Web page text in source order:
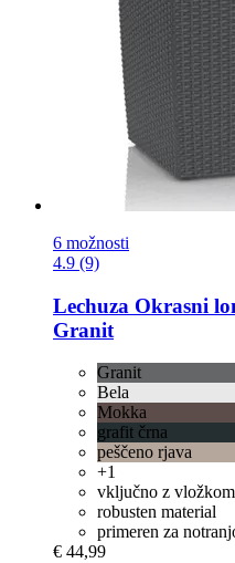
6 možnosti
4.9 (9)
Lechuza Okrasni
Granit
Granit
Bela
Mokka
grafit črna
peščeno rjava
+1
vključno z
robusten material
primeren za
€ 44,99